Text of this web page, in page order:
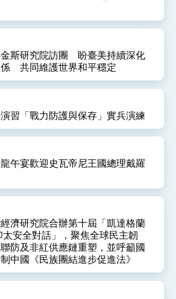
要言論
將在美國亞利桑納州設立「駐鳳凰城辦
進一步深化台美交流合作
斯研究院訪團 盼臺美持續深化
共同維護世界和平穩定
習「戰力防護與保存」實兵演練
午宴歡迎史瓦帝尼王國總理戴羅
濟研究院合辦第十屆「凱達格蘭
安全對話」，聚焦全球民主韌
防及非紅供應鏈重塑，並呼籲國
中國《民族團結進步促進法》